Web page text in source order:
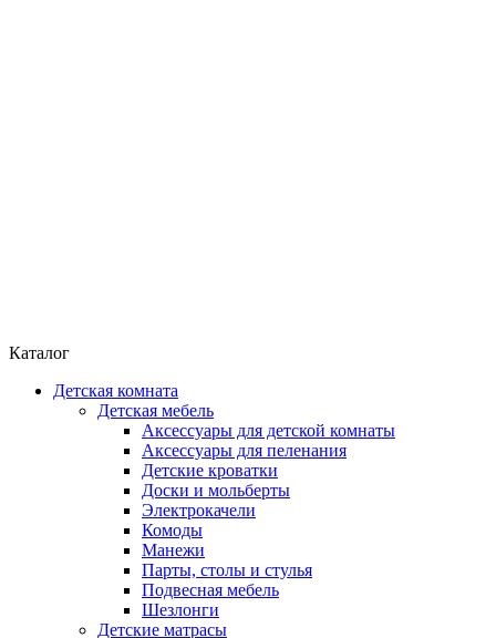
Каталог
Детская комната
Детская мебель
Аксессуары для детской комнаты
Аксессуары для пеленания
Детские кроватки
Доски и мольберты
Электрокачели
Комоды
Манежи
Парты, столы и стулья
Подвесная мебель
Шезлонги
Детские матрасы